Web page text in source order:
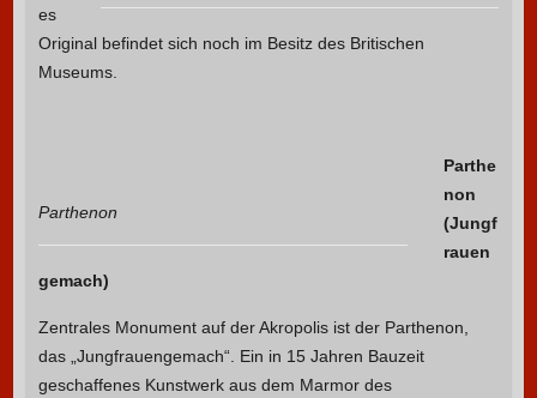
es
Original befindet sich noch im Besitz des Britischen
Museums.
Parthenon
Parthe
non
(Jungf
rauen
gemach)
Zentrales Monument auf der Akropolis ist der Parthenon,
das „Jungfrauengemach“. Ein in 15 Jahren Bauzeit
geschaffenes Kunstwerk aus dem Marmor des